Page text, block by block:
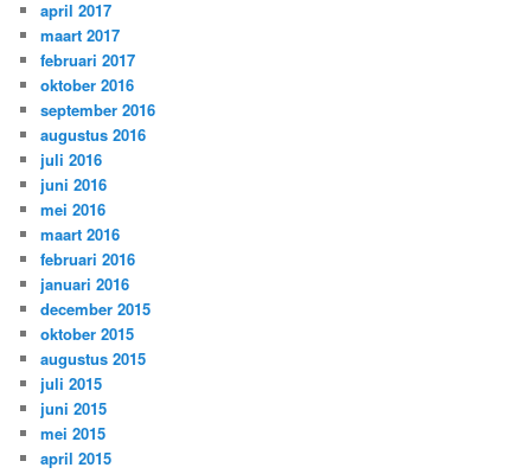
april 2017
maart 2017
februari 2017
oktober 2016
september 2016
augustus 2016
juli 2016
juni 2016
mei 2016
maart 2016
februari 2016
januari 2016
december 2015
oktober 2015
augustus 2015
juli 2015
juni 2015
mei 2015
april 2015